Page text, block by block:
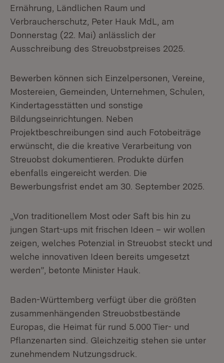
Ernährung, Ländlichen Raum und
Verbraucherschutz, Peter Hauk MdL, am
Donnerstag (22. Mai) anlässlich der
Ausschreibung des Streuobstpreises 2025.
Bewerben können sich Einzelpersonen, Vereine,
Mostereien, Gemeinden, Unternehmen, Schulen,
Kindertagesstätten und sonstige
Bildungseinrichtungen. Neben
Projektbeschreibungen sind auch Fotobeiträge
erwünscht, die die kreative Verarbeitung von
Streuobst dokumentieren. Produkte dürfen
ebenfalls eingereicht werden. Die
Bewerbungsfrist endet am 30. September 2025.
„Von traditionellem Most oder Saft bis hin zu
jungen Start-ups mit frischen Ideen – wir wollen
zeigen, welches Potenzial in Streuobst steckt und
welche innovativen Ideen bereits umgesetzt
werden”, betonte Minister Hauk.
Baden-Württemberg verfügt über die größten
zusammenhängenden Streuobstbestände
Europas, die Heimat für rund 5.000 Tier- und
Pflanzenarten sind. Gleichzeitig stehen sie unter
zunehmendem Nutzungsdruck.